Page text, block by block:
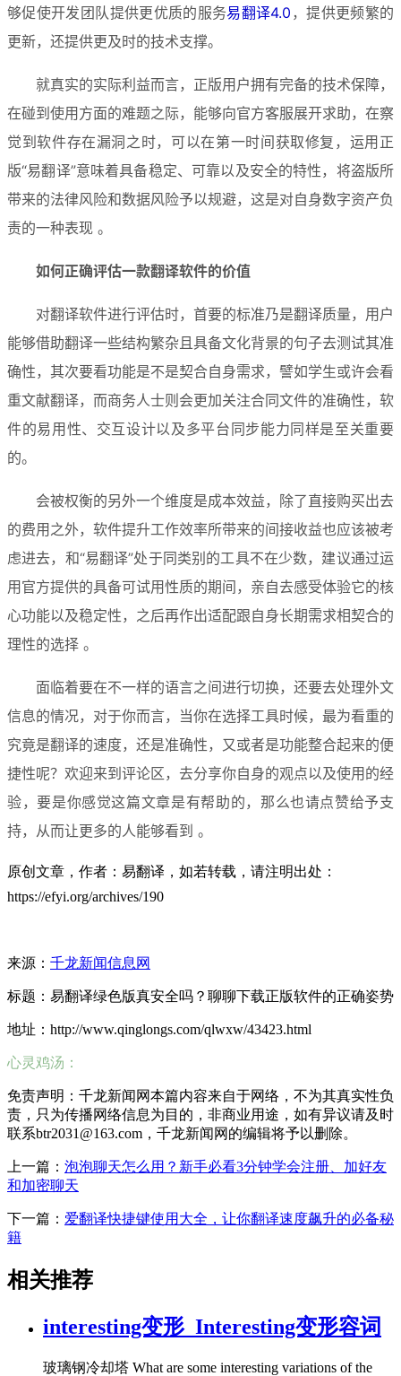
够促使开发团队提供更优质的服务易翻译4.0 ，提供更频繁的
更新，还提供更及时的技术支撑。
就真实的实际利益而言，正版用户拥有完备的技术保障，
在碰到使用方面的难题之际，能够向官方客服展开求助，在察
觉到软件存在漏洞之时，可以在第一时间获取修复，运用正
版“易翻译”意味着具备稳定、可靠以及安全的特性，将盗版所
带来的法律风险和数据风险予以规避，这是对自身数字资产负
责的一种表现 。
如何正确评估一款翻译软件的价值
对翻译软件进行评估时，首要的标准乃是翻译质量，用户
能够借助翻译一些结构繁杂且具备文化背景的句子去测试其准
确性，其次要看功能是不是契合自身需求，譬如学生或许会看
重文献翻译，而商务人士则会更加关注合同文件的准确性，软
件的易用性、交互设计以及多平台同步能力同样是至关重要
的。
会被权衡的另外一个维度是成本效益，除了直接购买出去
的费用之外，软件提升工作效率所带来的间接收益也应该被考
虑进去，和“易翻译”处于同类别的工具不在少数，建议通过运
用官方提供的具备可试用性质的期间，亲自去感受体验它的核
心功能以及稳定性，之后再作出适配跟自身长期需求相契合的
理性的选择 。
面临着要在不一样的语言之间进行切换，还要去处理外文
信息的情况，对于你而言，当你在选择工具时候，最为看重的
究竟是翻译的速度，还是准确性，又或者是功能整合起来的便
捷性呢？欢迎来到评论区，去分享你自身的观点以及使用的经
验，要是你感觉这篇文章是有帮助的，那么也请点赞给予支
持，从而让更多的人能够看到 。
原创文章，作者：易翻译，如若转载，请注明出处：
https://efyi.org/archives/190
来源： 千龙新闻信息网
标题：易翻译绿色版真安全吗？聊聊下载正版软件的正确姿势
地址：http://www.qinglongs.com/qlwxw/43423.html
心灵鸡汤：
免责声明：千龙新闻网本篇内容来自于网络，不为其真实性负
责，只为传播网络信息为目的，非商业用途，如有异议请及时
联系btr2031@163.com，千龙新闻网的编辑将予以删除。
上一篇： 泡泡聊天怎么用？新手必看3分钟学会注册、加好友
和加密聊天
下一篇： 爱翻译快捷键使用大全，让你翻译速度飙升的必备秘
籍
相关推荐
interesting变形_Interesting变形容词
玻璃钢冷却塔 What are some interesting variations of the